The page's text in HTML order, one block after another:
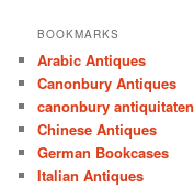
BOOKMARKS
Arabic Antiques
Canonbury Antiques
canonbury antiquitaten
Chinese Antiques
German Bookcases
Italian Antiques